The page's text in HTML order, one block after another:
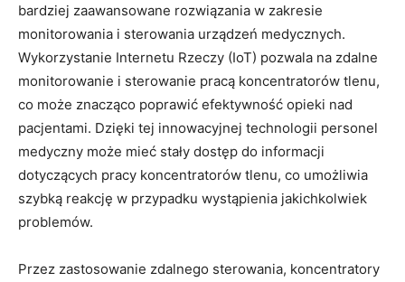
bardziej zaawansowane‍ rozwiązania w⁢ zakresie
monitorowania i sterowania urządzeń medycznych.
Wykorzystanie Internetu Rzeczy (IoT) pozwala na ⁣zdalne
monitorowanie i sterowanie⁣ pracą ⁣koncentratorów ⁤tlenu,⁤
co⁢ może znacząco poprawić efektywność opieki nad
pacjentami. Dzięki tej innowacyjnej technologii personel
medyczny może ⁤mieć stały dostęp do ⁢informacji
⁢dotyczących pracy​ koncentratorów tlenu,‌ co ‌umożliwia
szybką​ reakcję ​w przypadku wystąpienia jakichkolwiek
‍problemów.
Przez⁢ zastosowanie zdalnego sterowania, koncentratory​